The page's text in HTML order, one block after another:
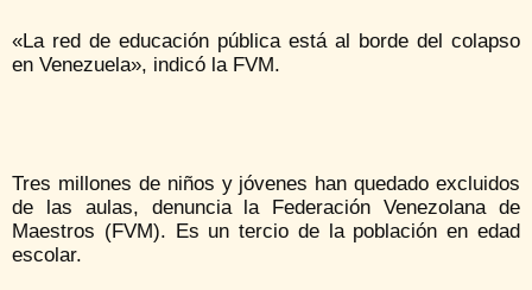
«La red de educación pública está al borde del colapso
en Venezuela», indicó la FVM.
Tres millones de niños y jóvenes han quedado excluidos
de las aulas, denuncia la Federación Venezolana de
Maestros (FVM). Es un tercio de la población en edad
escolar.